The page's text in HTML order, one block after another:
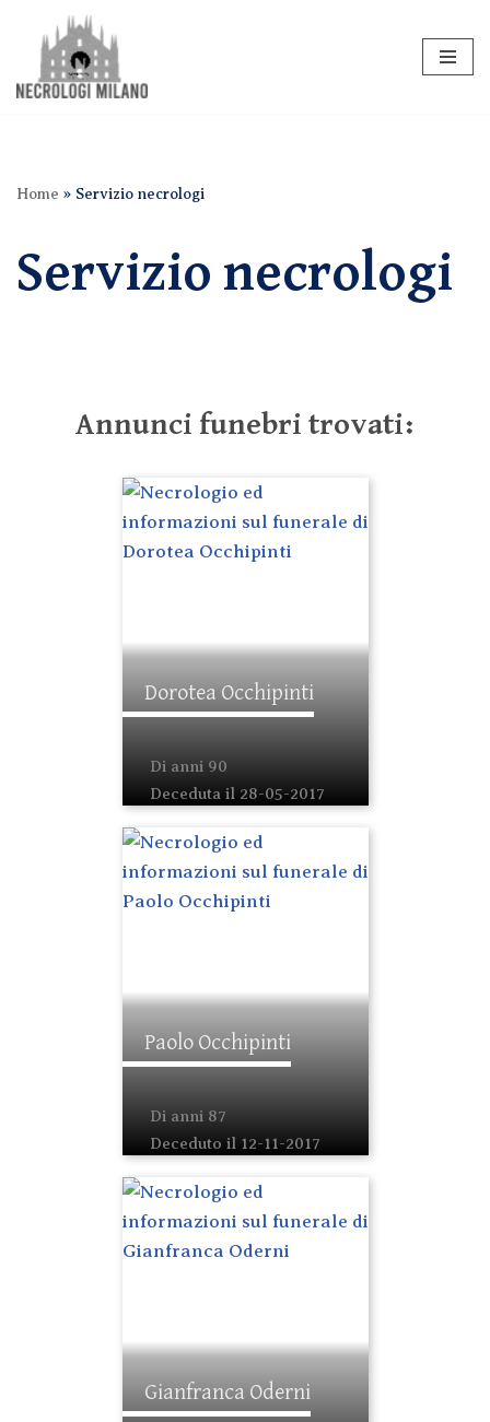
Vai
al
Home » Servizio necrologi
Servizio necrologi
Annunci funebri trovati:
Dorotea Occhipinti
Di anni 90
Deceduta il 28-05-2017
Paolo Occhipinti
Di anni 87
Deceduto il 12-11-2017
Gianfranca Oderni